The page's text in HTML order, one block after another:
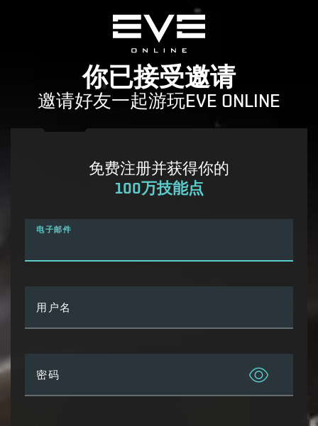
你已接受邀请
邀请好友一起游玩EVE ONLINE
免费注册并获得你的
100万技能点
电子邮件
用户名
密码